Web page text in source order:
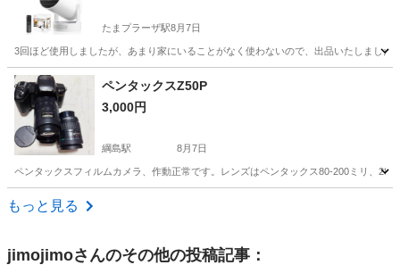
たまプラーザ駅8月7日
3回ほど使用しましたが、あまり家にいることがなく使わないので、出品いたしました
神奈川 横浜市 たまプラーザ駅
プロジェクター、ホームシアター
ペンタックスZ50P
3,000円
綱島駅 8月7日
ペンタックスフィルムカメラ、作動正常です。レンズはペンタックス80-200ミリ、
神奈川 横浜市
もっと見る
jimojimoさんのその他の投稿記事：